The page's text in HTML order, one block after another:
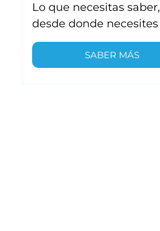
Lo que necesitas saber,
desde donde necesites
SABER MÁS